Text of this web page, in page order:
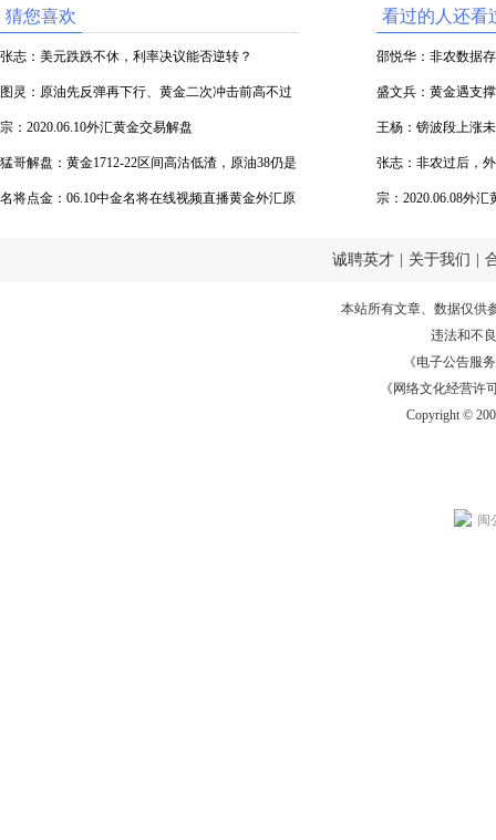
猜您喜欢
张志：美元跌跌不休，利率决议能否逆转？
图灵：原油先反弹再下行、黄金二次冲击前高不过
看下行
宗：2020.06.10外汇黄金交易解盘
猛哥解盘：黄金1712-22区间高沽低渣，原油38仍是
分界线
名将点金：06.10中金名将在线视频直播黄金外汇原
看过的人还看
邵悦华：非农数据
盛文兵：黄金遇支
率决议
王杨：镑波段上涨
张志：非农过后，
宗：2020.06.08外汇
诚聘英才 关于我们
本站所有文章、数据仅供
违法和不
《电子公告服务
《网络文化经营许
Copyright ©
闽